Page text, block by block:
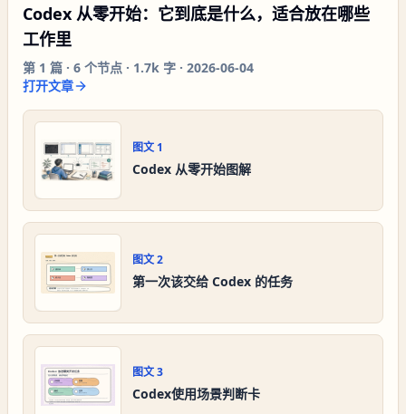
Codex 从零开始：它到底是什么，适合放在哪些
工作里
第 1 篇 · 6 个节点 · 1.7k 字 · 2026-06-04
打开文章
图文 1
Codex 从零开始图解
图文2
第一次该交给 Codex 的任务
图文3
Codex使用场景判断卡